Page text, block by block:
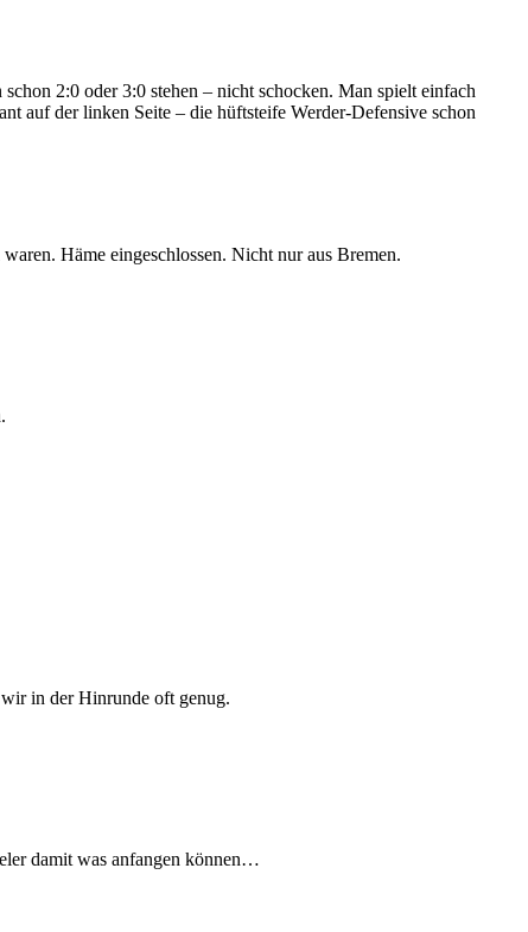
2:0 oder 3:0 stehen – nicht schocken. Man spielt einfach
auf der linken Seite – die hüftsteife Werder-Defensive schon
Häme eingeschlossen. Nicht nur aus Bremen.
in der Hinrunde oft genug.
damit was anfangen können…